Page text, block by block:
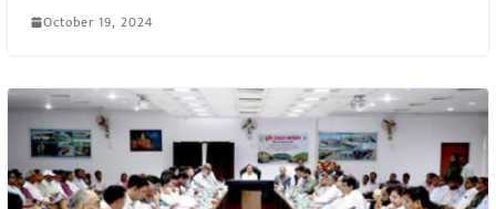
October 19, 2024